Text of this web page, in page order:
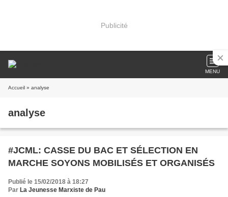
Publicité
MENU
Accueil » analyse
analyse
#JCML: CASSE DU BAC ET SÉLECTION EN
MARCHE SOYONS MOBILISÉS ET ORGANISÉS
Publié le 15/02/2018 à 18:27
Par La Jeunesse Marxiste de Pau